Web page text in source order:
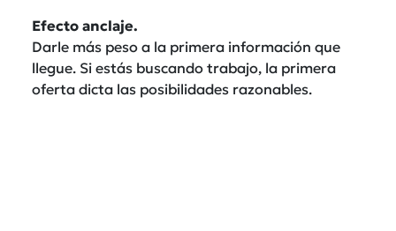
Efecto anclaje.
Darle más peso a la primera información que
llegue. Si estás buscando trabajo, la primera
oferta dicta las posibilidades razonables.